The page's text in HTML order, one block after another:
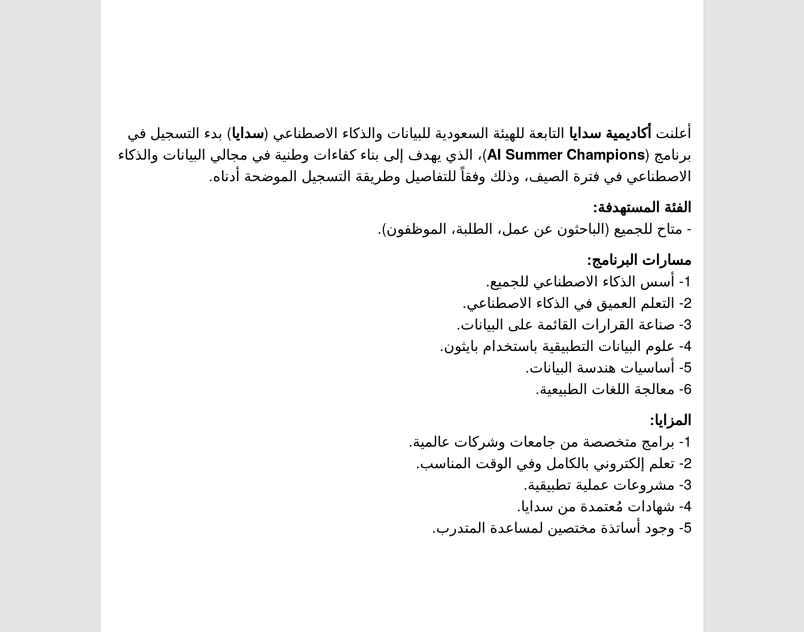
أعلنت أكاديمية سدايا التابعة للهيئة السعودية للبيانات والذكاء الاصطناعي (سدايا) بدء التسجيل في
برنامج (AI Summer Champions)، الذي يهدف إلى بناء كفاءات وطنية في مجالي البيانات والذكاء
الاصطناعي في فترة الصيف، وذلك وفقاً للتفاصيل وطريقة التسجيل الموضحة أدناه.
الفئة المستهدفة:
- متاح للجميع (الباحثون عن عمل، الطلبة، الموظفون).
مسارات البرنامج:
1- أسس الذكاء الاصطناعي للجميع.
2- التعلم العميق في الذكاء الاصطناعي.
3- صناعة القرارات القائمة على البيانات.
4- علوم البيانات التطبيقية باستخدام بايثون.
5- أساسيات هندسة البيانات.
6- معالجة اللغات الطبيعية.
المزايا:
1- برامج متخصصة من جامعات وشركات عالمية.
2- تعلم إلكتروني بالكامل وفي الوقت المناسب.
3- مشروعات عملية تطبيقية.
4- شهادات مُعتمدة من سدايا.
5- وجود أساتذة مختصين لمساعدة المتدرب.